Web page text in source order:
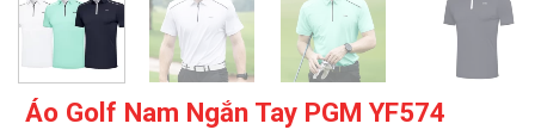
Áo Golf Nam Ngắn Tay PGM YF574